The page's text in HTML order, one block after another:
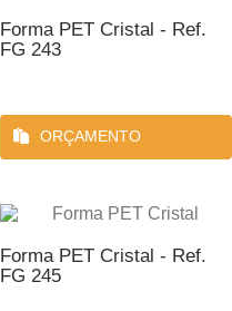
Forma PET Cristal - Ref.
FG 243
ORÇAMENTO
Forma PET Cristal - Ref.
FG 245